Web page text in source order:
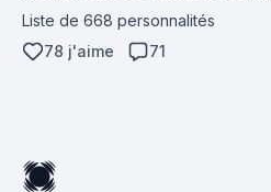
Liste de 668 personnalités
78 j'aime
71